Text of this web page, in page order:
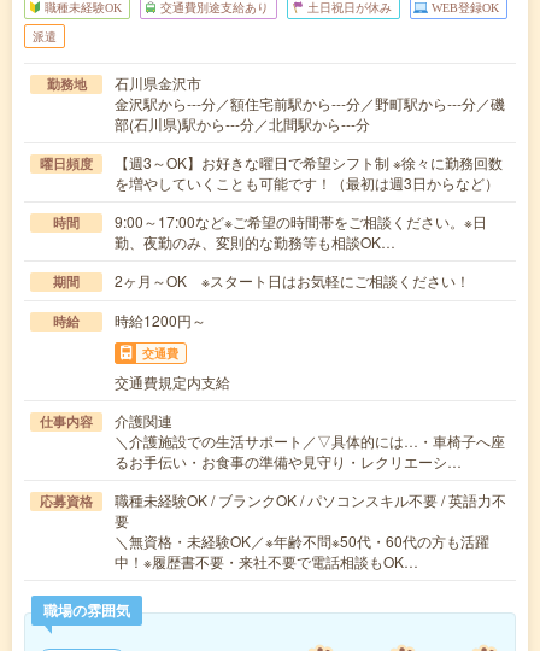
職種未経験OK 交通費別途支給あり 土日祝日が休み WEB登録OK
派遣
勤務地
石川県金沢市
金沢駅から---分／額住宅前駅から---分／野町駅から---分／磯
部(石川県)駅から---分／北間駅から---分
曜日頻度
【週3～OK】お好きな曜日で希望シフト制 ※徐々に勤務回数
を増やしていくことも可能です！（最初は週3日からなど）
時間
9:00～17:00など※ご希望の時間帯をご相談ください。※日
勤、夜勤のみ、変則的な勤務等も相談OK…
期間 2ヶ月～OK ※スタート日はお気軽にご相談ください！
時給 時給1200円～
交通費
交通費規定内支給
仕事内容
介護関連
＼介護施設での生活サポート／▽具体的には…・車椅子へ座
るお手伝い・お食事の準備や見守り・レクリエーシ…
応募資格
職種未経験OK / ブランクOK / パソコンスキル不要 / 英語力不
要
＼無資格・未経験OK／※年齢不問※50代・60代の方も活躍
中！※履歴書不要・来社不要で電話相談もOK…
職場の雰囲気